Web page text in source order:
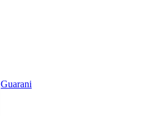
Guarani